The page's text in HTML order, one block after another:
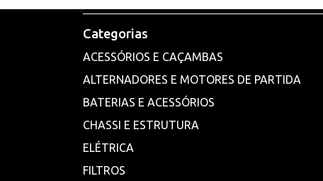
Categorias
ACESSÓRIOS E CAÇAMBAS
ALTERNADORES E MOTORES DE PARTIDA
BATERIAS E ACESSÓRIOS
CHASSI E ESTRUTURA
ELÉTRICA
FILTROS